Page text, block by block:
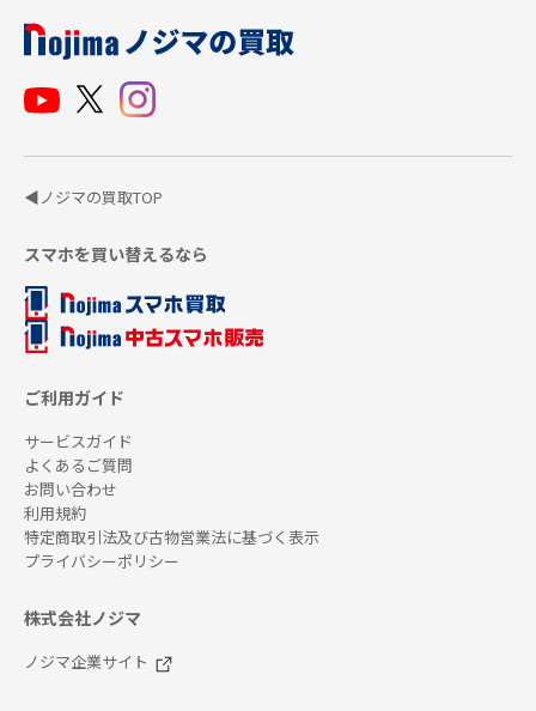
◀ノジマの買取TOP
スマホを買い替えるなら
ご利用ガイド
サービスガイド
よくあるご質問
お問い合わせ
利用規約
特定商取引法及び古物営業法に基づく表示
プライバシーポリシー
株式会社ノジマ
ノジマ企業サイト